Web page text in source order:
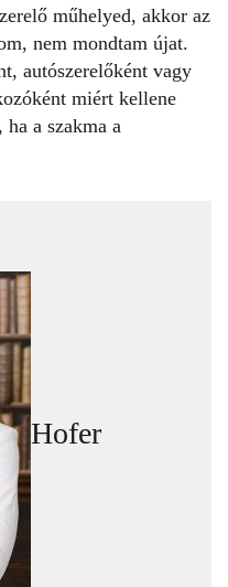
műhelyed, akkor az
nem mondtam újat.
autószerelőként vagy
miért kellene
a szakma a
Hofer